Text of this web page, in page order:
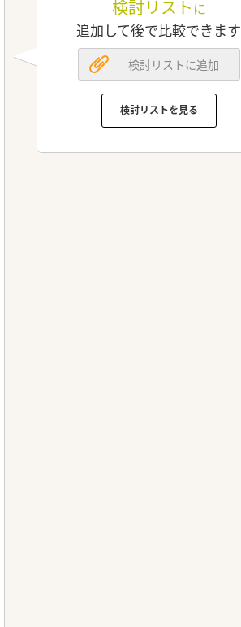
検討リスト に
追加して後で比較できます
検討リストに追加
検討リストを見る